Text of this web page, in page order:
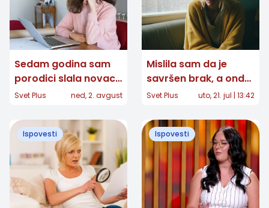
Sedam godina sam
porodici slala novac
iz inostranstva, a
li sam vam ćerka ili
bankomat?“
Svet Plus ned, 2. avgust
Mislila sam da je
savršen brak, a onda
sam u njegovoj tašni
Svet Plus uto, 21. jul | 13:42
Ispovesti Ispovesti